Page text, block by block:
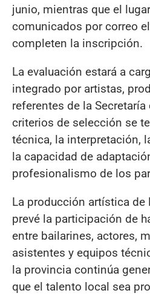
junio, mientras que el
comunicados por correo
completen la inscripción.
La evaluación estará a
integrado por artistas,
referentes de la
criterios de selección se
técnica, la interpretación,
la capacidad de
profesionalismo de los
La producción artística de
prevé la participación de
entre bailarines, actores,
asistentes y equipos
la provincia continúa
que el talento local sea